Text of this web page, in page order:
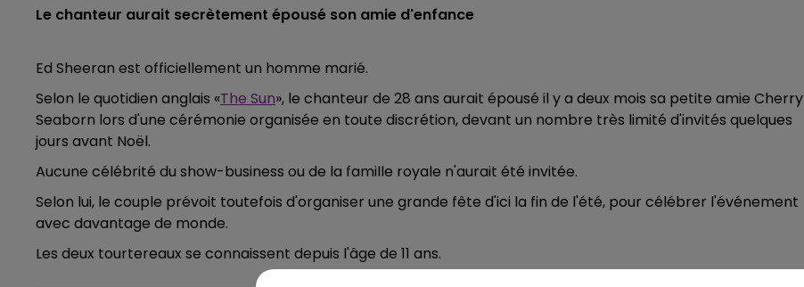
Le chanteur aurait secrètement épousé son amie d'enfance
Ed Sheeran est officiellement un homme marié.
Selon le quotidien anglais «The Sun», le chanteur de 28 ans aurait épousé il y a deux mois sa petite amie Cherry
Seaborn lors d'une cérémonie organisée en toute discrétion, devant un nombre très limité d'invités quelques
jours avant Noël.
Aucune célébrité du show-business ou de la famille royale n'aurait été invitée.
Selon lui, le couple prévoit toutefois d'organiser une grande fête d'ici la fin de l'été, pour célébrer l'événement
avec davantage de monde.
Les deux tourtereaux se connaissent depuis l'âge de 11 ans.